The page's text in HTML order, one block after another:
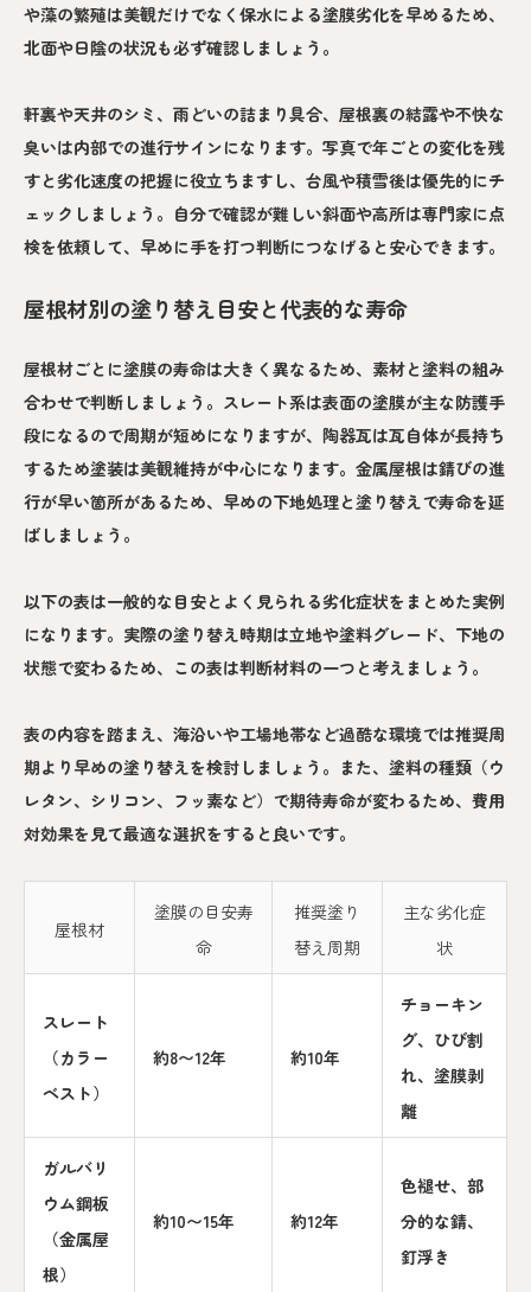
や藻の繁殖は美観だけでなく保水による塗膜劣化を早めるため、
北面や日陰の状況も必ず確認しましょう。
軒裏や天井のシミ、雨どいの詰まり具合、屋根裏の結露や不快な
臭いは内部での進行サインになります。写真で年ごとの変化を残
すと劣化速度の把握に役立ちますし、台風や積雪後は優先的にチ
ェックしましょう。自分で確認が難しい斜面や高所は専門家に点
検を依頼して、早めに手を打つ判断につなげると安心できます。
屋根材別の塗り替え目安と代表的な寿命
屋根材ごとに塗膜の寿命は大きく異なるため、素材と塗料の組み
合わせで判断しましょう。スレート系は表面の塗膜が主な防護手
段になるので周期が短めになりますが、陶器瓦は瓦自体が長持ち
するため塗装は美観維持が中心になります。金属屋根は錆びの進
行が早い箇所があるため、早めの下地処理と塗り替えで寿命を延
ばしましょう。
以下の表は一般的な目安とよく見られる劣化症状をまとめた実例
になります。実際の塗り替え時期は立地や塗料グレード、下地の
状態で変わるため、この表は判断材料の一つと考えましょう。
表の内容を踏まえ、海沿いや工場地帯など過酷な環境では推奨周
期より早めの塗り替えを検討しましょう。また、塗料の種類（ウ
レタン、シリコン、フッ素など）で期待寿命が変わるため、費用
対効果を見て最適な選択をすると良いです。
屋根材
塗膜の目安寿
命
推奨塗り
替え周期
主な劣化症
状
スレート
（カラー
ベスト）
約8〜12年 約10年
チョーキン
グ、ひび割
れ、塗膜剥
離
ガルバリ
ウム鋼板
（金属屋
根）
約10〜15年 約12年
色褪せ、部
分的な錆、
釘浮き